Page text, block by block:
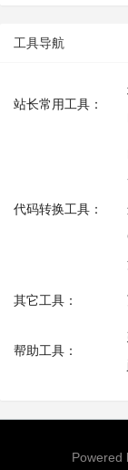
工具导航
站长常用工具：
代码转换工具：
其它工具：
帮助工具：
Powered